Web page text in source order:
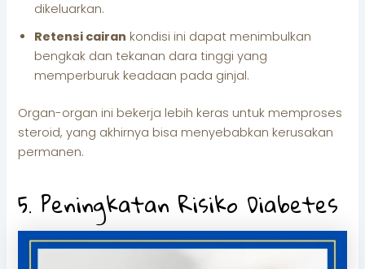
dikeluarkan.
Retensi cairan kondisi ini dapat menimbulkan
bengkak dan tekanan dara tinggi yang
memperburuk keadaan pada ginjal.
Organ-organ ini bekerja lebih keras untuk memproses
steroid, yang akhirnya bisa menyebabkan kerusakan
permanen.
5. Peningkatan Risiko Diabetes